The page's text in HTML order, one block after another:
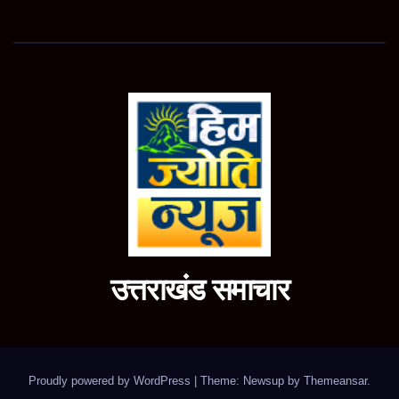
उत्तराखंड समाचार
Proudly powered by WordPress Theme: Newsup by Themeansar.